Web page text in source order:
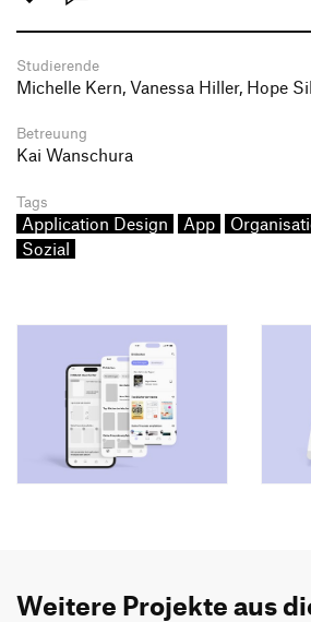
Studierende
Michelle Kern, Vanessa Hiller, Hope
Betreuung
Kai Wanschura
Tags
Application Design App
Sozial
Weitere Projekte aus